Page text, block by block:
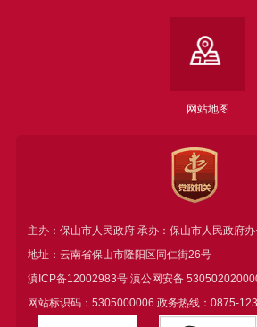
网站地图
主办：保山市人民政府 承办：保山市人民政府
地址：云南省保山市隆阳区同仁街26号
滇ICP备12002983号滇公网安备
网站标识码：5305000006 政务热线：0875-